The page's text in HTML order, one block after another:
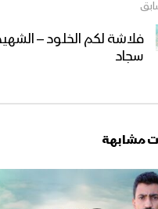
فلاشة لكم الخلود –
سجاد
مشابهة